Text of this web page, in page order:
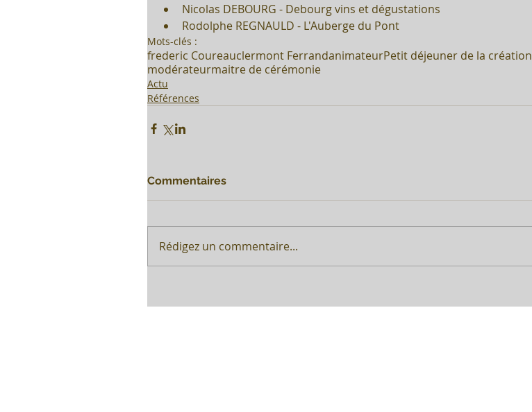
Nicolas DEBOURG - Debourg vins et dégustations
Rodolphe REGNAULD - L'Auberge du Pont
Mots-clés :
frederic Coureauclermont FerrandanimateurPetit déjeuner de la création
modérateurmaitre de cérémonie
Actu
Références
Commentaires
Rédigez un commentaire...